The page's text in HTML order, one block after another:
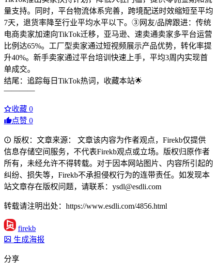
量支持。同时，平台物流体系完善，跨境配送时效缩短至平均
7天，退货率降至行业平均水平以下。③网友/品牌跟进：传统
电商卖家加速向TikTok迁移，亚马逊、速卖通卖家多平台运营
比例达65%。工厂型卖家通过短视频展示产品优势，转化率提
升40%。新手卖家通过平台培训快速上手，平均3周内实现首
单成交。
结尾：追踪每日TikTok热词，收藏本站🌟
————
收藏 0
点赞 0
版权：文章来源： 文章该内容为作者观点，Firekb仅提供
信息存储空间服务，不代表Firekb观点或立场。版权归原作者
所有，未经允许不得转载。对于因本网站图片、内容所引起的
纠纷、损失等，Firekb不承担侵权行为的连带责任。如发现本
站文章存在版权问题，请联系：ysdl@esdli.com
转载请注明出处：https://www.esdli.com/4856.html
firekb
生成海报
分享